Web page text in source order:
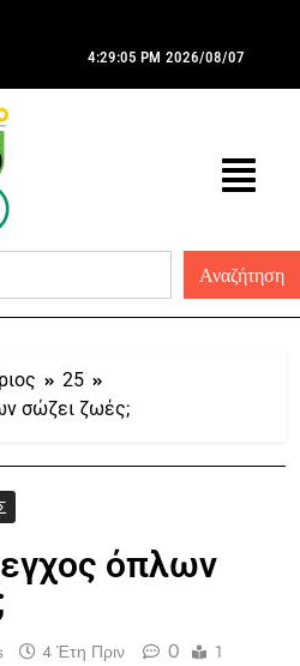
4:29:05 PM 2026/08/07
25
σώζει ζωές;
όπλων
4 Έτη Πριν 0
1